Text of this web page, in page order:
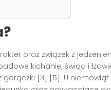
oraz związek z
kichanie, świąd i
[3] [5]. U niemowląt